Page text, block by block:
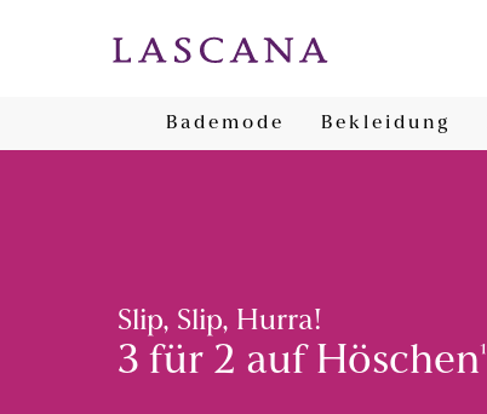
Bademode Bekleidung
Slip, Slip, Hurra!
3 für 2 auf Höschen¹